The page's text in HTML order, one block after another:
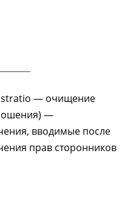
— очищение
—
вводимые после
прав сторонников